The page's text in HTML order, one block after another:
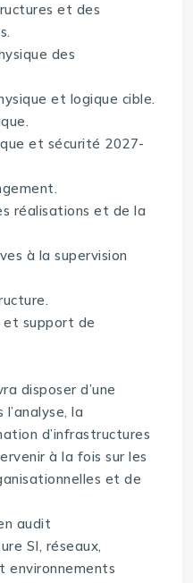
et des
des
et logique cible.
et sécurité 2027-
réalisations et de la
à la supervision
et support de
disposer d’une
la
d’infrastructures
à la fois sur les
et de
audit
SI, réseaux,
environnements